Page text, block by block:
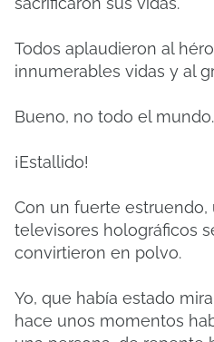
Todos aplaudieron al
innumerables vidas y al
Bueno, no todo el mundo.
¡Estallido!
Con un fuerte estruendo,
televisores holográficos
convirtieron en polvo.
Yo, que había estado
hace unos momentos